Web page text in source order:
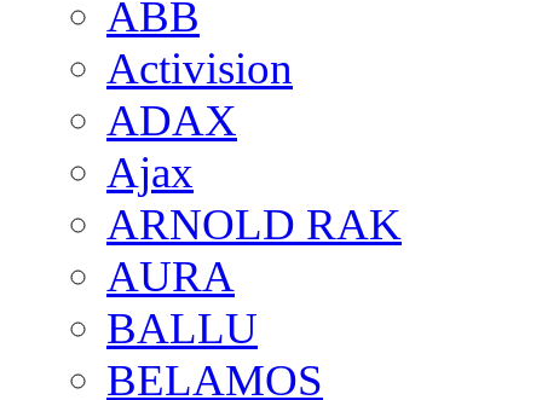
ABB
Activision
ADAX
Ajax
ARNOLD RAK
AURA
BALLU
BELAMOS